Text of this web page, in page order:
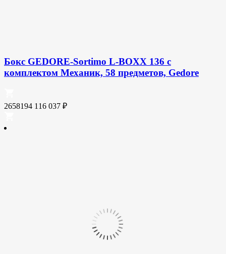
Бокс GEDORE-Sortimo L-BOXX 136 с
комплектом Механик, 58 предметов, Gedore
2658194 116 037 ₽